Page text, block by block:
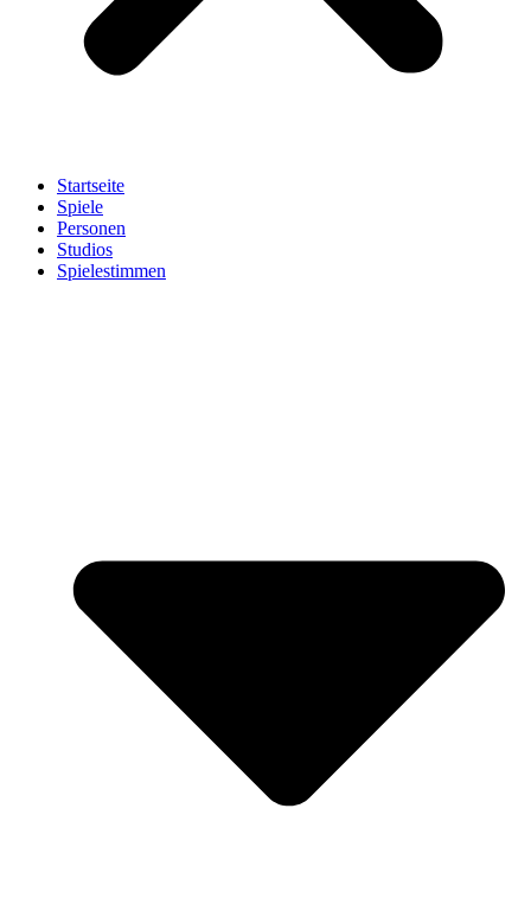
Startseite
Spiele
Personen
Studios
Spielestimmen